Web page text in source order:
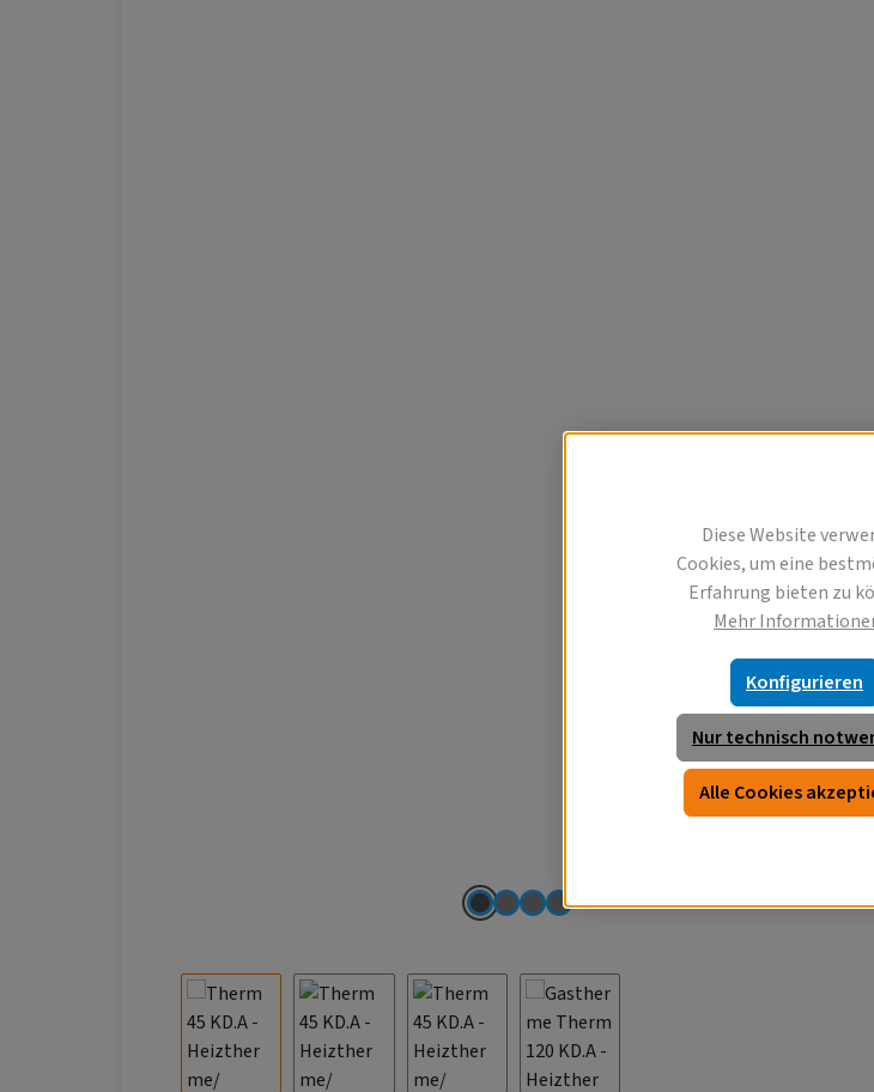
Diese Website
Cookies, um eine
Erfahrung bieten zu
Mehr
Nur technisch
Konfigurieren
Alle Cookies